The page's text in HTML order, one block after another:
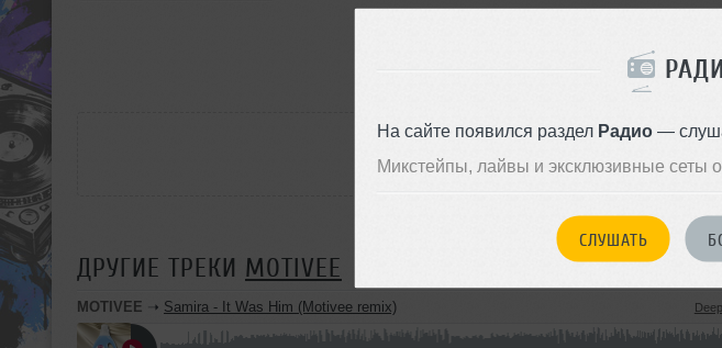
На сайте появился раздел Радио—
Микстейпы, лайвы и эксклюзивные сеты
СЛУШАТЬ
ПОДДЕРЖАТЬ АРТИСТА
ДРУГИЕ ТРЕКИ MOTIVEE
MOTIVEE ➝ Samira - It Was Him (Motivee remix)